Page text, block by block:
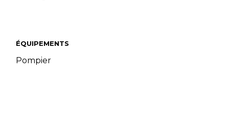
ÉQUIPEMENTS
Pompier